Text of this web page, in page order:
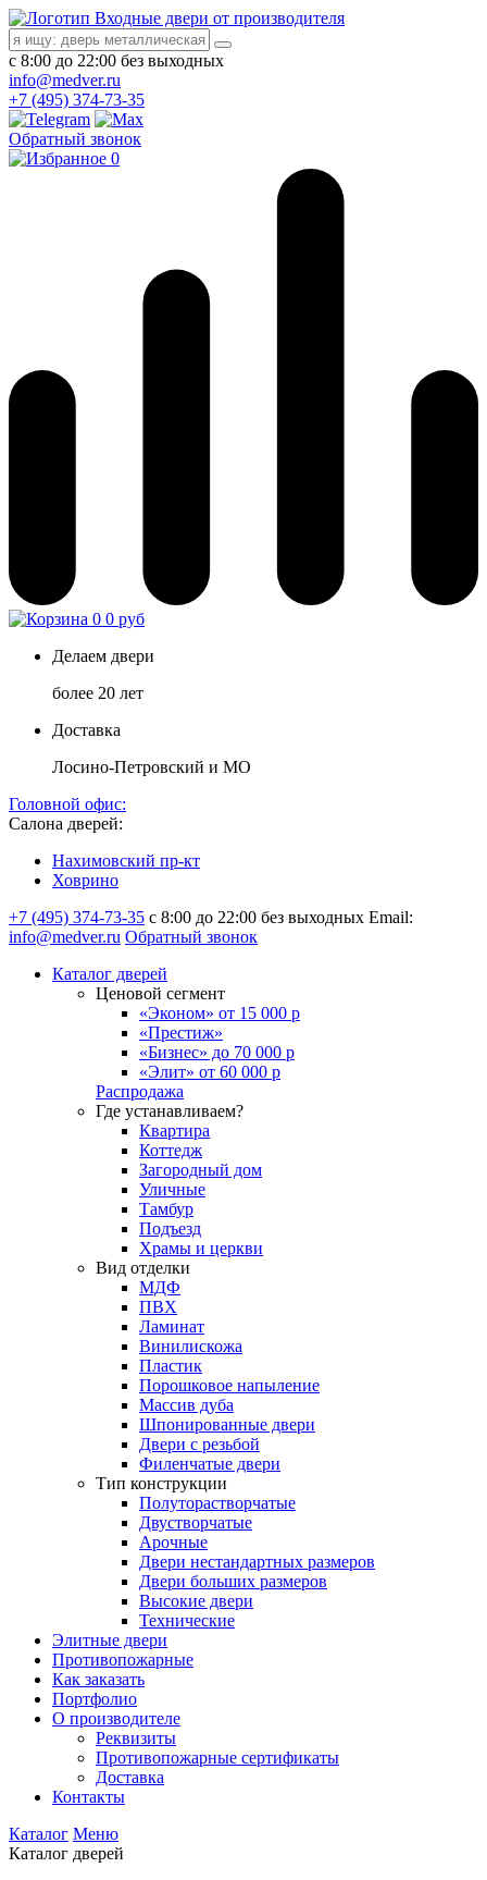
Входные двери от производителя
с 8:00 до 22:00 без выходных
info@medver.ru
+7 (495) 374-73-35
Обратный звонок
0
0 0 руб
Делаем двери
более 20 лет
Доставка
Лосино-Петровский и МО
Головной офис:
Салона дверей:
Нахимовский пр-кт
Ховрино
+7 (495) 374-73-35 с 8:00 до 22:00 без выходных Email:
info@medver.ru Обратный звонок
Каталог дверей
Ценовой сегмент
«Эконом» от 15 000 р
«Престиж»
«Бизнес» до 70 000 р
«Элит» от 60 000 р
Распродажа
Где устанавливаем?
Квартира
Коттедж
Загородный дом
Уличные
Тамбур
Подъезд
Храмы и церкви
Вид отделки
МДФ
ПВХ
Ламинат
Винилискожа
Пластик
Порошковое напыление
Массив дуба
Шпонированные двери
Двери с резьбой
Филенчатые двери
Тип конструкции
Полуторастворчатые
Двустворчатые
Арочные
Двери нестандартных размеров
Двери больших размеров
Высокие двери
Технические
Элитные двери
Противопожарные
Как заказать
Портфолио
О производителе
Реквизиты
Противопожарные сертификаты
Доставка
Контакты
Каталог Меню
Каталог дверей